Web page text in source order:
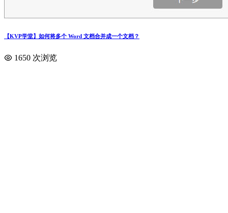
【KVP学堂】如何将多个 Word 文档合并成一个文档？
1650 次浏览